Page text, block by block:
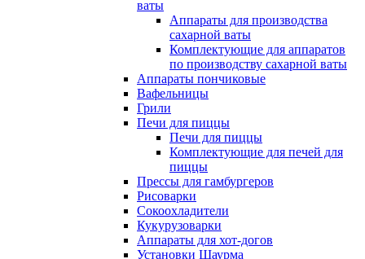
ваты
Аппараты для производства
сахарной ваты
Комплектующие для аппаратов
по производству сахарной ваты
Аппараты пончиковые
Вафельницы
Грили
Печи для пиццы
Печи для пиццы
Комплектующие для печей для
пиццы
Прессы для гамбургеров
Рисоварки
Сокоохладители
Кукурузоварки
Аппараты для хот-догов
Установки Шаурма